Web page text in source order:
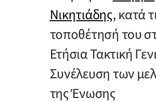
Νικητιάδης, κατά
τοποθέτησή του
Ετήσια Τακτική
Συνέλευση των
της Ένωσης